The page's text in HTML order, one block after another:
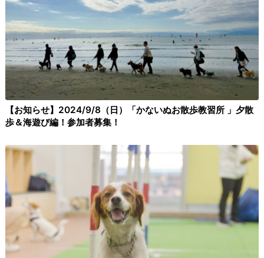
【お知らせ】2024/9/8（日）「かないぬお散歩教習所 」夕散
歩＆海遊び編！参加者募集！